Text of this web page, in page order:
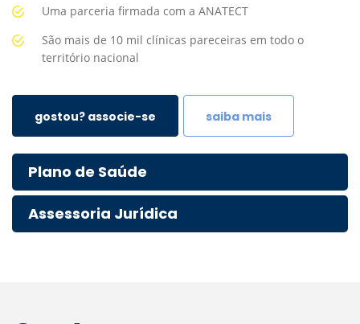
Uma parceria firmada com a ANATECT
São mais de 10 mil clínicas pareceiras em todo o
território nacional
gostou? associe-se saiba mais
Plano de Saúde
Assessoria Jurídica